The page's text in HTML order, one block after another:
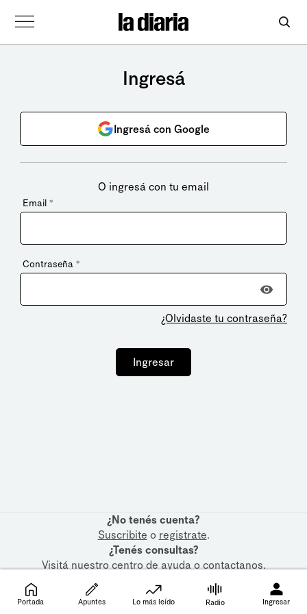
Ingresá
Ingresá con Google
O ingresá con tu email
Email *
Contraseña *
¿Olvidaste tu contraseña?
Ingresar
¿No tenés cuenta?
Suscribite o registrate.
¿Tenés consultas?
Visitá nuestrocentro de ayudaocontactanos.
Portada Apuntes Lo más leído Radio Ingresar